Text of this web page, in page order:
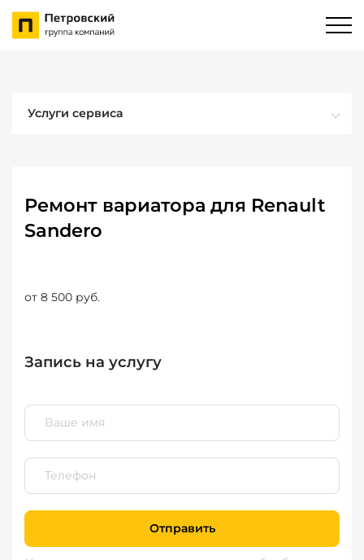
Услуги сервиса
Ремонт вариатора для Renault
Sandero
от 8 500 руб.
Запись на услугу
Отправить